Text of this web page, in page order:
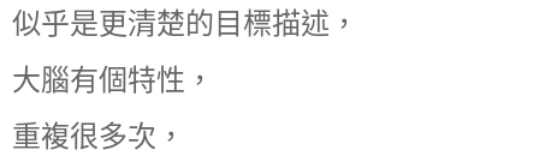
似乎是更清楚的目標描述，
大腦有個特性，
重複很多次，